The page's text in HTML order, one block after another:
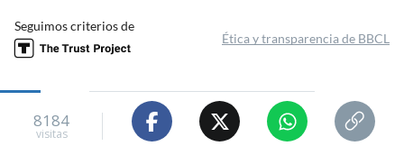
Seguimos criterios de
Ética y transparencia de BBCL
8184
visitas